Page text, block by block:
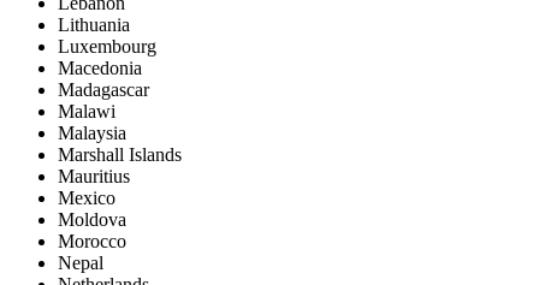
Lithuania
Luxembourg
Macedonia
Madagascar
Malawi
Malaysia
Marshall Islands
Mauritius
Mexico
Moldova
Morocco
Nepal